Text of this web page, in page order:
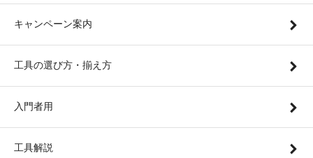
キャンペーン案内
工具の選び方・揃え方
入門者用
工具解説